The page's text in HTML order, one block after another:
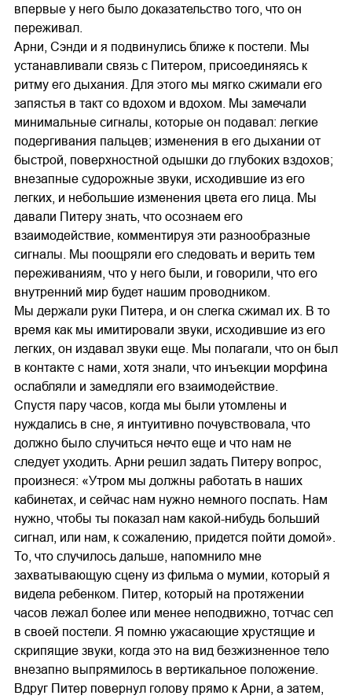
впервые у него было доказательство того, что он
переживал.
Арни, Сэнди и я подвинулись ближе к постели. Мы
устанавливали связь с Питером, присоединяясь к
ритму его дыхания. Для этого мы мягко сжимали его
запястья в такт со вдохом и вдохом. Мы замечали
минимальные сигналы, которые он подавал: легкие
подергивания пальцев; изменения в его дыхании от
быстрой, поверхностной одышки до глубоких вздохов;
внезапные судорожные звуки, исходившие из его
легких, и небольшие изменения цвета его лица. Мы
давали Питеру знать, что осознаем его
взаимодействие, комментируя эти разнообразные
сигналы. Мы поощряли его следовать и верить тем
переживаниям, что у него были, и говорили, что его
внутренний мир будет нашим проводником.
Мы держали руки Питера, и он слегка сжимал их. В то
время как мы имитировали звуки, исходившие из его
легких, он издавал звуки еще. Мы полагали, что он был
в контакте с нами, хотя знали, что инъекции морфина
ослабляли и замедляли его взаимодействие.
Спустя пару часов, когда мы были утомлены и
нуждались в сне, я интуитивно почувствовала, что
должно было случиться нечто еще и что нам не
следует уходить. Арни решил задать Питеру вопрос,
произнеся: «Утром мы должны работать в наших
кабинетах, и сейчас нам нужно немного поспать. Нам
нужно, чтобы ты показал нам какой-нибудь больший
сигнал, или нам, к сожалению, придется пойти домой».
То, что случилось дальше, напомнило мне
захватывающую сцену из фильма о мумии, который я
видела ребенком. Питер, который на протяжении
часов лежал более или менее неподвижно, тотчас сел
в своей постели. Я помню ужасающие хрустящие и
скрипящие звуки, когда это на вид безжизненное тело
внезапно выпрямилось в вертикальное положение.
Вдруг Питер повернул голову прямо к Арни, а затем,